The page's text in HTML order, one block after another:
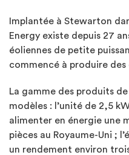
Implantée à Stewarton
Energy existe depuis 27
éoliennes de petite
commencé à produire des
La gamme des produits
modèles : l’unité de 2,5
alimenter en énergie une
pièces au Royaume-Uni ;
un rendement environ